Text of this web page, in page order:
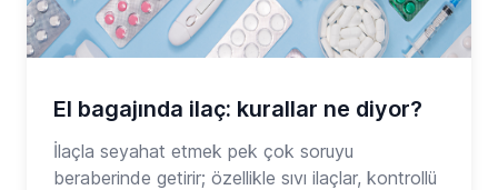
El bagajında ilaç: kurallar ne diyor?
İlaçla seyahat etmek pek çok soruyu
beraberinde getirir; özellikle sıvı ilaçlar, kontrollü